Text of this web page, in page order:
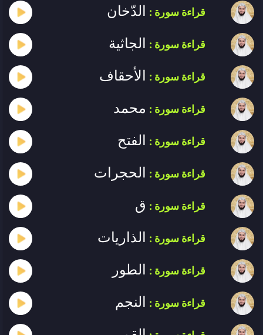
قراءة سورة : الدّخان
قراءة سورة : الجاثية
قراءة سورة : الأحقاف
قراءة سورة : محمد
قراءة سورة : الفتح
قراءة سورة : الحجرات
قراءة سورة : ق
قراءة سورة : الذاريات
قراءة سورة : الطور
قراءة سورة : النجم